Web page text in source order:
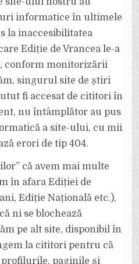
SITE
DE
ATACAT
EDV,
ZIARUL
CARE
DERANJEAZĂ!
informatice în ultimele
la inaccesibilitatea
Ediție de Vrancea le-a
conform monitorizării
singurul site de știri
fi accesat de cititori în
nu întâmplător au pus
a site-ului, cu mii
erori de tip 404.
că avem mai multe
în afara Ediției de
Ediție Națională etc.),
ni se blochează
pe alt site, disponibil în
la cititori pentru că
paginile și